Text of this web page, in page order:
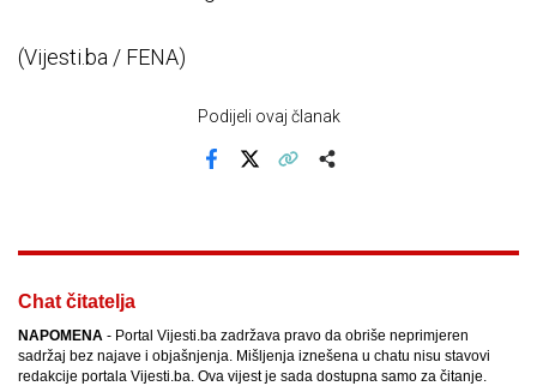
(Vijesti.ba / FENA)
Podijeli ovaj članak
Chat čitatelja
NAPOMENA - Portal Vijesti.ba zadržava pravo da obriše neprimjeren
sadržaj bez najave i objašnjenja. Mišljenja iznešena u chatu nisu stavovi
redakcije portala Vijesti.ba. Ova vijest je sada dostupna samo za čitanje.